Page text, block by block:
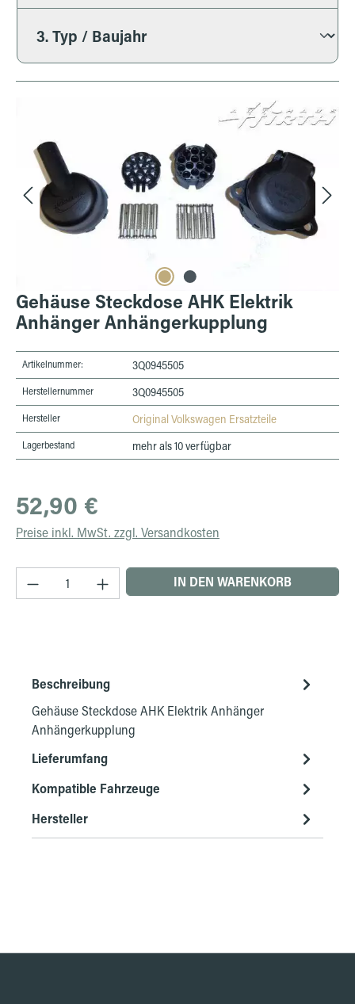
Gehäuse Steckdose AHK Elektrik
Anhänger Anhängerkupplung
Artikelnummer: 3Q0945505
Herstellernummer 3Q0945505
Hersteller Original Volkswagen Ersatzteile
Lagerbestand mehr als 10 verfügbar
Regulärer Preis:
52,90 €
Preise inkl. MwSt. zzgl. Versandkosten
Produkt Anzahl: Gib den gewünschten Wert
IN DEN WARENKORB
Beschreibung
Gehäuse Steckdose AHK Elektrik Anhänger
Anhängerkupplung
Lieferumfang
Kompatible Fahrzeuge
Hersteller